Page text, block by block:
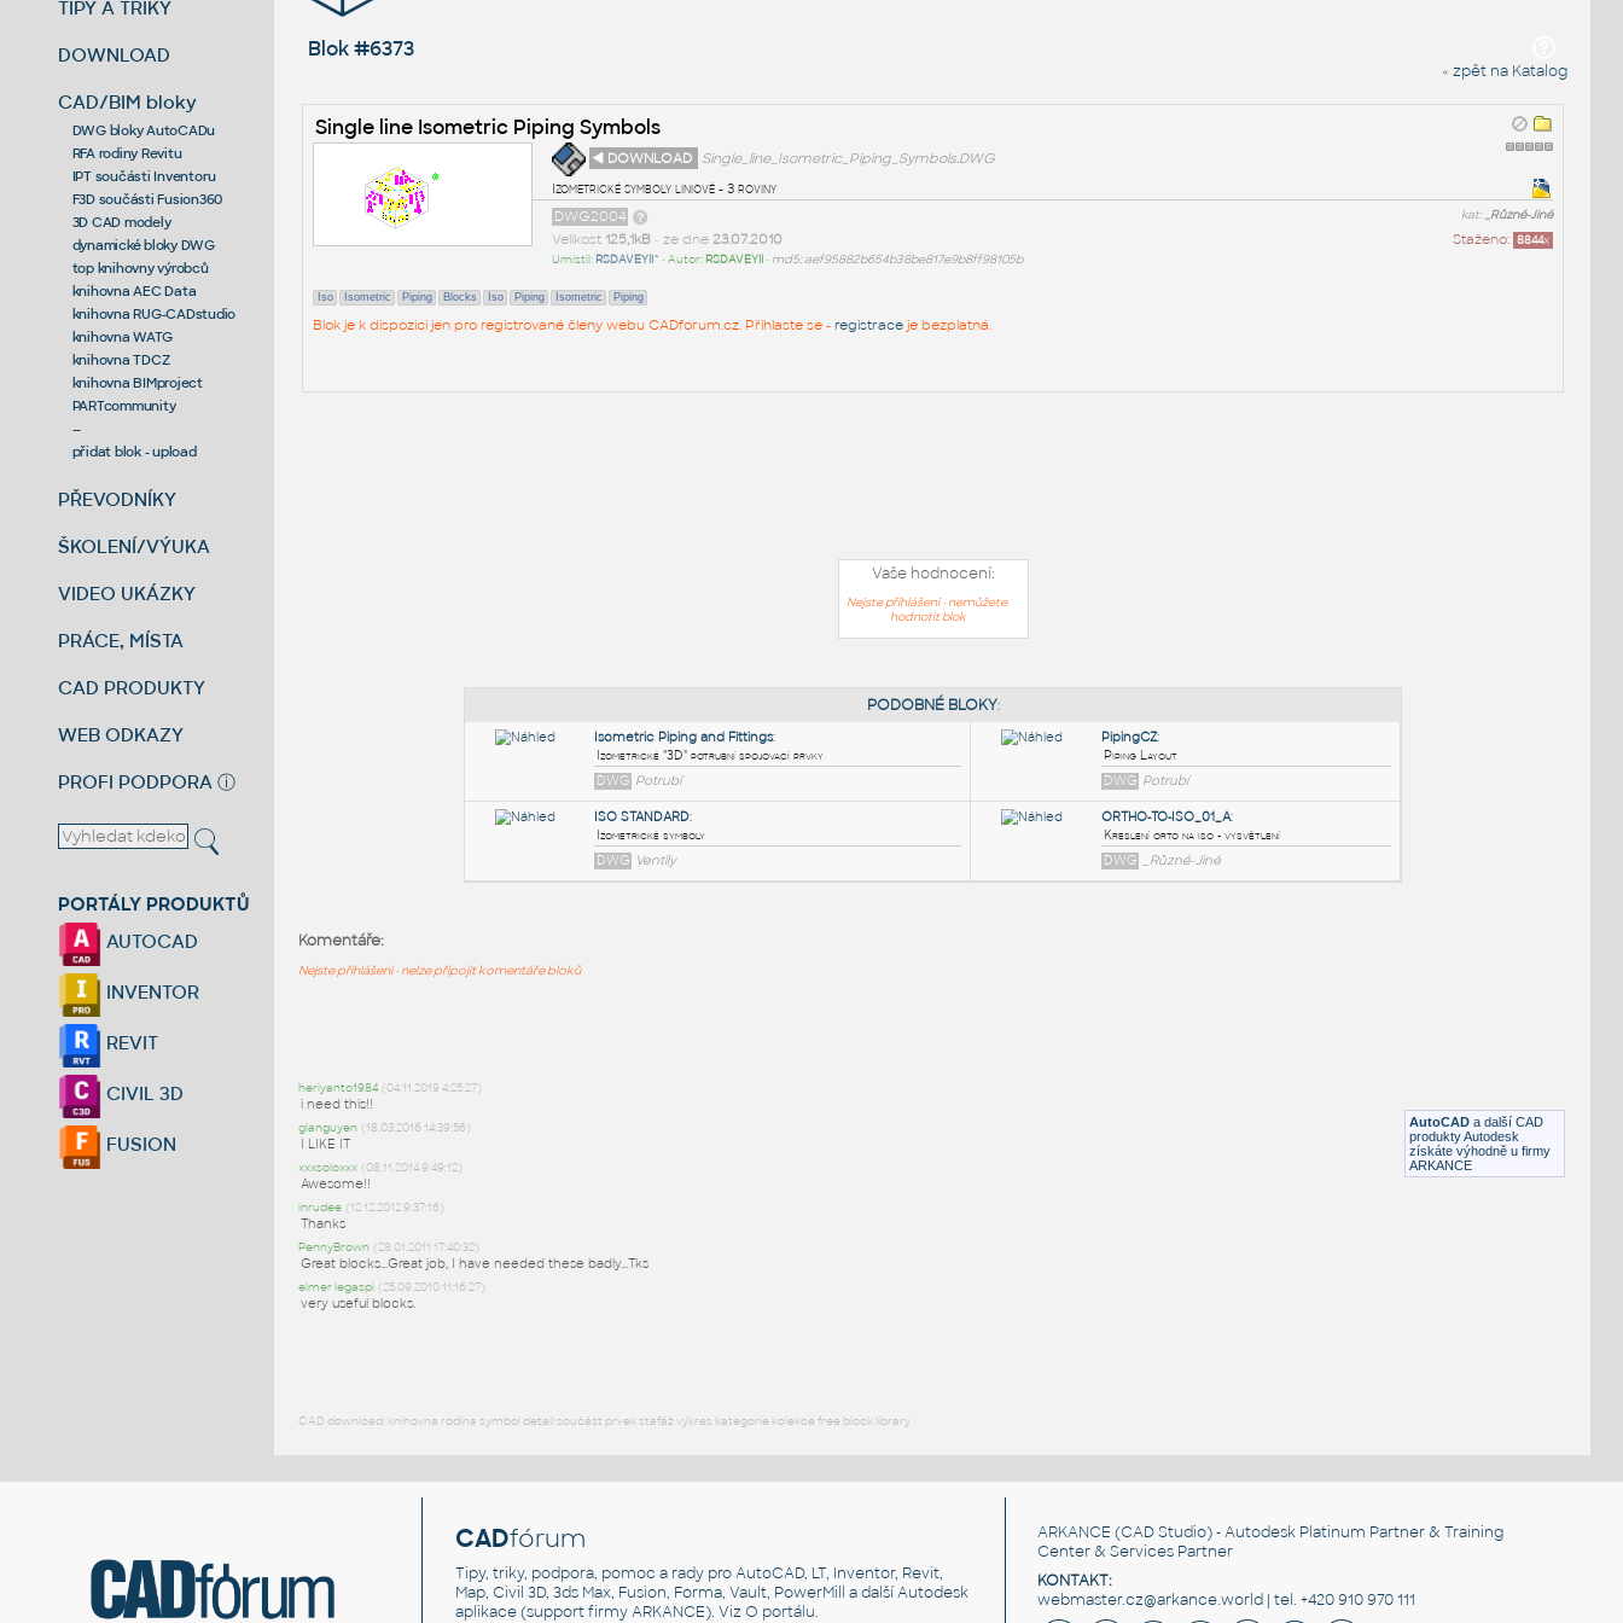
TIPY A TRIKY
DOWNLOAD
CAD/BIM bloky
DWG bloky AutoCADu
RFA rodiny Revitu
IPT součásti Inventoru
F3D součásti Fusion360
3D CAD modely
dynamické bloky DWG
top knihovny výrobců
knihovna AEC Data
knihovna RUG-CADstudio
knihovna WATG
knihovna TDCZ
knihovna BIMproject
PARTcommunity
--
přidat blok - upload
PŘEVODNÍKY
ŠKOLENÍ/VÝUKA
VIDEO UKÁZKY
PRÁCE, MÍSTA
CAD PRODUKTY
WEB ODKAZY
PROFI PODPORA ⓘ
PORTÁLY PRODUKTŮ
AUTOCAD
INVENTOR
REVIT
CIVIL 3D
FUSION
Blok #6373
« zpět na Katalog
Single line Isometric Piping Symbols
◄ DOWNLOAD
Single_line_Isometric_Piping_Symbols.DWG
Izometrické symboly liniové - 3 roviny
kat:_Různé-Jiné
DWG2004
Staženo: 8844x
Velikost 125,1kB• ze dne 23.07.2010
Umístil: RSDAVEYII^ • Autor: RSDAVEYII• md5: aef95882b654b38be817e9b8ff98105b
Iso Isometric Piping Blocks Iso Piping Isometric Piping
Blok je k dispozici jen pro registrované členy webu CADforum.cz. Přihlaste se - registraceje bezplatná.
Vaše hodnocení:
Nejste přihlášeni - nemůžete
hodnotit blok
_Různé-Jiné
AutoCAD a další CAD
produkty Autodesk
získáte výhodně u firmy
ARKANCE
Komentáře:
Nejste přihlášeni - nelze připojit komentáře bloků
heriyanto1984 (04.11.2019 4:25:27)
i need this!!
gianguyen (18.03.2016 14:39:56)
I LIKE IT
xxxsoloxxx (08.11.2014 9:49:12)
Awesome!!
inrudee (12.12.2012 9:37:16)
Thanks
PennyBrown (28.01.2011 17:40:32)
Great blocks...Great job, I have needed these badly...Tks
elmer legaspi (25.09.2010 11:16:27)
very useful blocks.
CAD download: knihovna rodina symbol detail součást prvek stafáž výkres kategorie kolekce free block library
CADfórum
Tipy, triky, podpora, pomoc a rady pro AutoCAD, LT, Inventor, Revit,
Map, Civil 3D, 3ds Max, Fusion, Forma, Vault, PowerMill a další Autodesk
aplikace (support firmy ARKANCE). VizO portálu.
ARKANCE (CAD Studio) - Autodesk Platinum Partner & Training
Center & Services Partner
KONTAKT:
webmaster.cz@arkance.world | tel. +420 910 970 111